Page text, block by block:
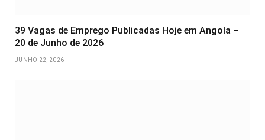
39 Vagas de Emprego Publicadas Hoje em Angola –
20 de Junho de 2026
JUNHO 22, 2026